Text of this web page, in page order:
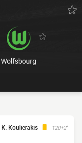
Wolfsbourg
120+2'
K. Koulierakis